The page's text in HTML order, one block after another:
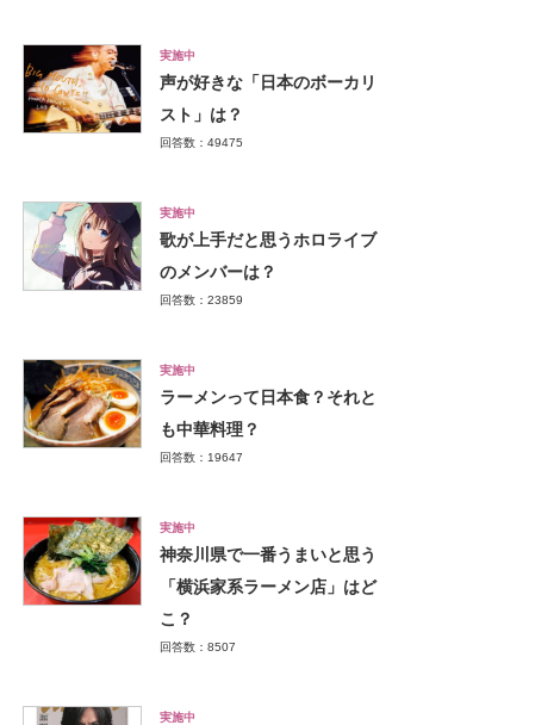
実施中
声が好きな「日本のボーカリ
スト」は？
回答数：49475
実施中
歌が上手だと思うホロライブ
のメンバーは？
回答数：23859
実施中
ラーメンって日本食？それと
も中華料理？
回答数：19647
実施中
神奈川県で一番うまいと思う
「横浜家系ラーメン店」はど
こ？
回答数：8507
実施中